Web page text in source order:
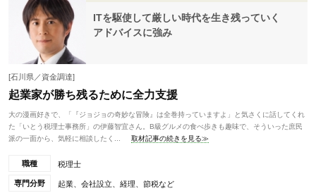
ITを駆使して厳しい時代を生き残っていく
アドバイスに強み
[石川県／資金調達]
起業家が勝ち残るために全力支援
大の漫画好きで、「『ジョジョの奇妙な冒険』は全巻持っていますよ」と気さくに話してくれ
た「いとう税理士事務所」の伊藤智宜さん。B級グルメの食べ歩きも趣味で、そういった庶民
派の一面から、気軽に相談したく...
取材記事の続きを見る≫
職種 税理士
専門分野 起業、会社設立、経理、節税など